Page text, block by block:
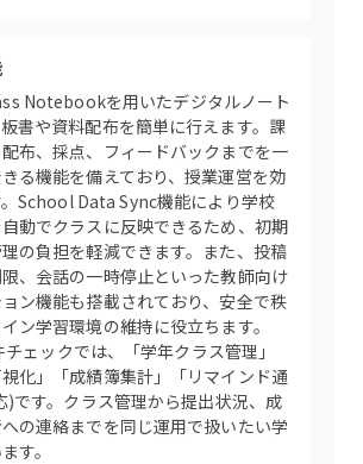
Notebookを用いたデジタルノート
書や資料配布を簡単に行えます。課
布、採点、フィードバックまでを一
る機能を備えており、授業運営を効
School Data Sync機能により学校
動でクラスに反映できるため、初期
の負担を軽減できます。また、投稿
、会話の一時停止といった教師向け
ン機能も搭載されており、安全で秩
ン学習環境の維持に役立ちます。
ェックでは、「学年クラス管理」
視化」「成績簿集計」「リマインド通
です。クラス管理から提出状況、成
の連絡までを同じ運用で扱いたい学
す。